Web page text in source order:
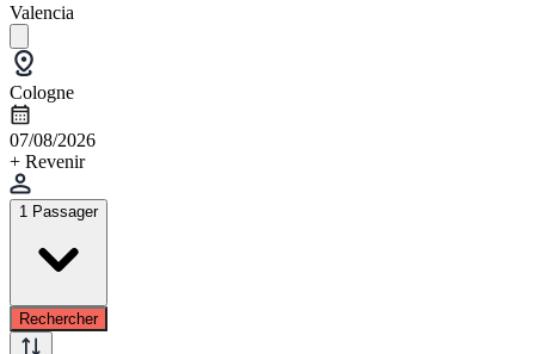
Valencia
Cologne
07/08/2026
+ Revenir
1 Passager
Rechercher